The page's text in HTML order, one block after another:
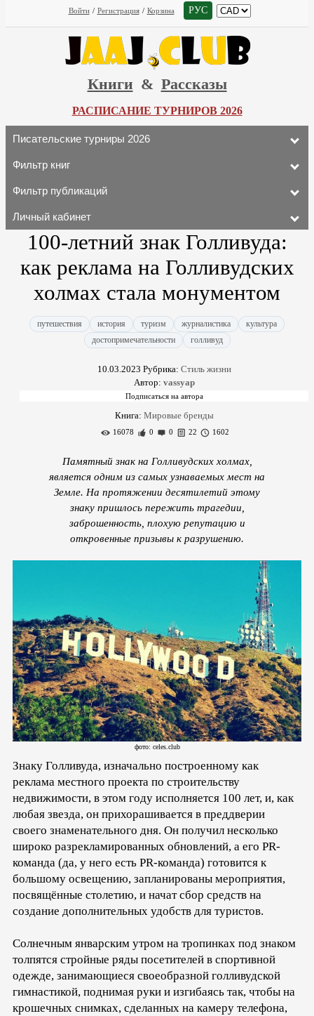
Войти / Регистрация / Корзина РУС
Книги & Рассказы
РАСПИСАНИЕ ТУРНИРОВ 2026
Писательские турниры 2026
Фильтр книг
Фильтр публикаций
Личный кабинет
100-летний знак Голливуда:
как реклама на Голливудских
холмах стала монументом
путешествия история туризм журналистика
культура
достопримечательности
голливуд
10.03.2023 Рубрика: Стиль жизни
Автор: vassyap
Книга: Мировые бренды
16078 0 0 22 1602
Памятный знак на Голливудских холмах,
является одним из самых узнаваемых мест на
Земле. На протяжении десятилетий этому
знаку пришлось пережить трагедии,
заброшенность, плохую репутацию и
откровенные призывы к разрушению.
фото: celes.club
Знаку Голливуда, изначально построенному как
реклама местного проекта по строительству
недвижимости, в этом году исполняется 100 лет, и, как
любая звезда, он прихорашивается в преддверии
своего знаменательного дня. Он получил несколько
широко разрекламированных обновлений, а его PR-
команда (да, у него есть PR-команда) готовится к
большому освещению, запланированы мероприятия,
посвящённые столетию, и начат сбор средств на
создание дополнительных удобств для туристов.
Солнечным январским утром на тропинках под знаком
толпятся стройные ряды посетителей в спортивной
одежде, занимающиеся своеобразной голливудской
гимнастикой, поднимая руки и изгибаясь так, чтобы на
крошечных снимках, сделанных на камеру телефона,